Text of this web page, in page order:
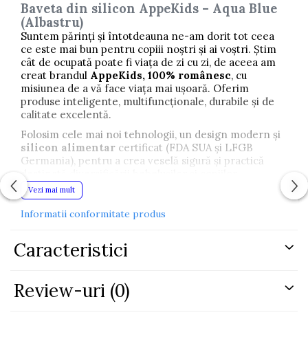
Baveta din silicon AppeKids – Aqua Blue
(Albastru)
Suntem părinți și întotdeauna ne-am dorit tot ceea
ce este mai bun pentru copiii noștri și ai voștri. Știm
cât de ocupată poate fi viața de zi cu zi, de aceea am
creat brandul AppeKids, 100% românesc, cu
misiunea de a vă face viața mai ușoară. Oferim
produse inteligente, multifuncționale, durabile și de
calitate excelentă.
Folosim cele mai noi tehnologii, un design modern și
silicon alimentar certificat (FDA SUA și LFGB
Germania), pentru a crea veselă sigură și practică
De ce să alegi baveta din
peroxizi, ftalați sau metale grele.
Buzunar colector:previne scurgerea alimentelor
Vezi mai mult
Informatii conformitate produs
Caracteristici
Review-uri (0)